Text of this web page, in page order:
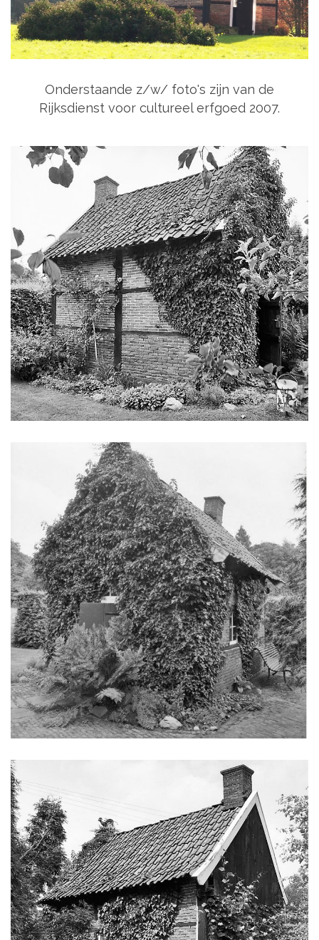
Onderstaande z/w/ foto's zijn van de
Rijksdienst voor cultureel erfgoed 2007.